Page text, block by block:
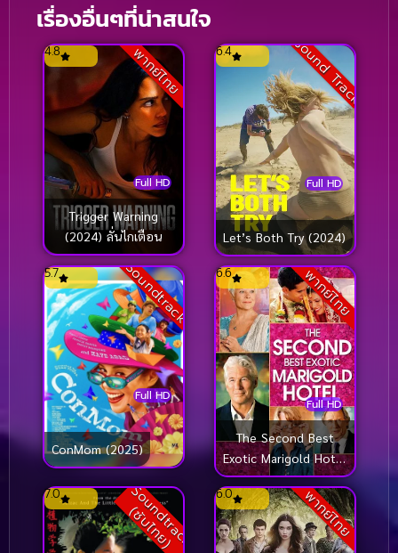
เรื่องอื่นๆที่น่าสนใจ
พากย์ไทย
Full HD
4.8
Trigger Warning
(2024) ลั่นไกเตือน
Sound Track
Full HD
6.4
Let’s Both Try (2024)
Soundtrack
Full HD
5.7
ConMom (2025)
พากย์ไทย
Full HD
6.6
The Second Best
Exotic Marigold Hotel
(2015) โรงแรมสวรรค์
อัศจรรย์หัวใจ 2
S
o
u
n
d
t
r
a
c
k
(
ซั
บ
ไ
ท
ย
)
7.0 พากย์ไทย
6.0